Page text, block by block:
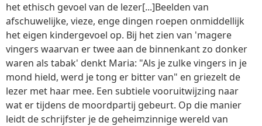
het ethisch gevoel van de lezer[...]Beelden van
afschuwelijke, vieze, enge dingen roepen onmiddellijk
het eigen kindergevoel op. Bij het zien van 'magere
vingers waarvan er twee aan de binnenkant zo donker
waren als tabak' denkt Maria: "Als je zulke vingers in je
mond hield, werd je tong er bitter van" en griezelt de
lezer met haar mee. Een subtiele vooruitwijzing naar
wat er tijdens de moordpartij gebeurt. Op die manier
leidt de schrijfster je de geheimzinnige wereld van